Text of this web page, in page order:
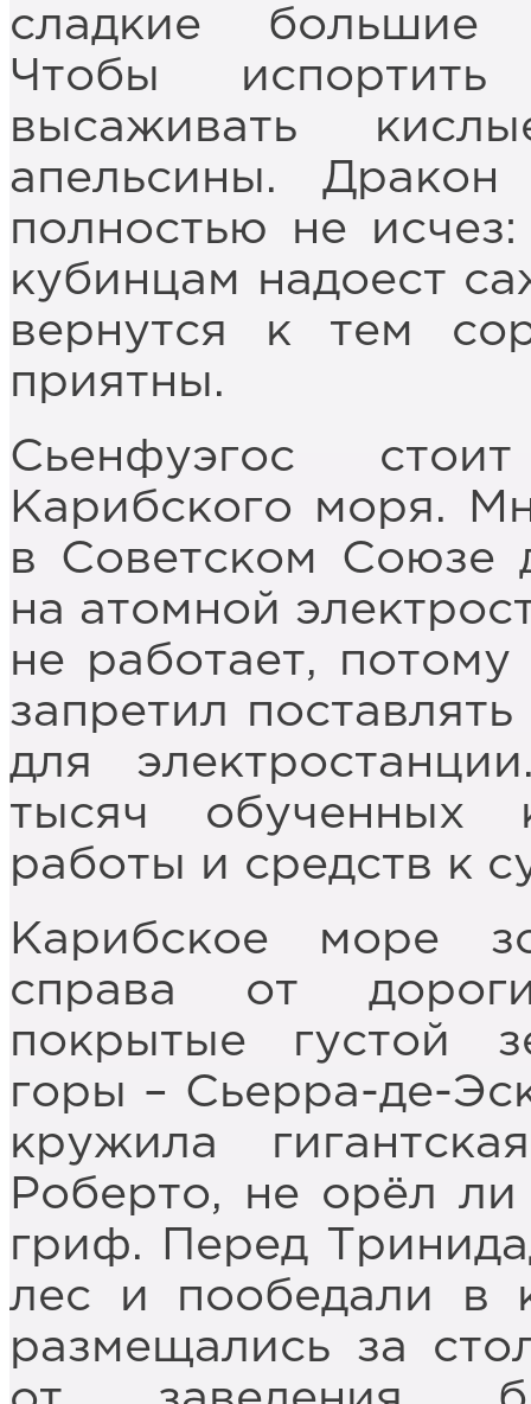
сладкие большие
Чтобы
высаживать
апельсины.
полностью не
кубинцам надоест
вернутся к тем
приятны.
Сьенфуэгос
Карибского моря.
в Советском Союзе
на атомной
не работает,
запретил
для
тысяч обученных
работы и средств к
Карибское море
справа от
покрытые густой
горы – Сьерра-де-
кружила
Роберто, не орёл
гриф. Перед
лес и пообедали в
размещались за